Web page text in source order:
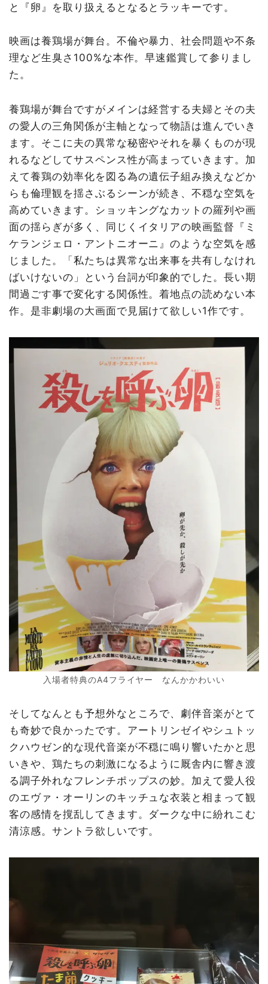
と『卵』を取り扱えるとなるとラッキーです。
映画は養鶏場が舞台。不倫や暴力、社会問題や不条
理など生臭さ100%な本作。早速鑑賞して参りまし
た。
養鶏場が舞台ですがメインは経営する夫婦とその夫
の愛人の三角関係が主軸となって物語は進んでいき
ます。そこに夫の異常な秘密やそれを暴くものが現
れるなどしてサスペンス性が高まっていきます。加
えて養鶏の効率化を図る為の遺伝子組み換えなどか
らも倫理観を揺さぶるシーンが続き、不穏な空気を
高めていきます。ショッキングなカットの羅列や画
面の揺らぎが多く、同じくイタリアの映画監督『ミ
ケランジェロ・アントニオーニ』のような空気を感
じました。「私たちは異常な出来事を共有しなけれ
ばいけないの」という台詞が印象的でした。長い期
間過ごす事で変化する関係性。着地点の読めない本
作。是非劇場の大画面で見届けて欲しい1作です。
入場者特典のA4フライヤー なんかかわいい
そしてなんとも予想外なところで、劇伴音楽がとて
も奇妙で良かったです。アートリンゼイやシュトッ
クハウゼン的な現代音楽が不穏に鳴り響いたかと思
いきや、鶏たちの刺激になるように厩舎内に響き渡
る調子外れなフレンチポップスの妙。加えて愛人役
のエヴァ・オーリンのキッチュな衣装と相まって観
客の感情を撹乱してきます。ダークな中に紛れこむ
清涼感。サントラ欲しいです。